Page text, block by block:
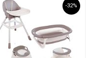
-32%